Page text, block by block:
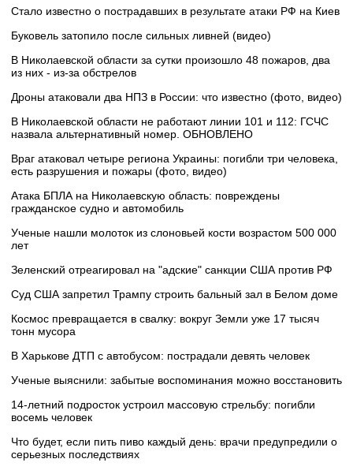
Стало известно о пострадавших в результате атаки РФ на Киев
Буковель затопило после сильных ливней (видео)
В Николаевской области за сутки произошло 48 пожаров, два
из них - из-за обстрелов
Дроны атаковали два НПЗ в России: что известно (фото, видео)
В Николаевской области не работают линии 101 и 112: ГСЧС
назвала альтернативный номер. ОБНОВЛЕНО
Враг атаковал четыре региона Украины: погибли три человека,
есть разрушения и пожары (фото, видео)
Атака БПЛА на Николаевскую область: повреждены
гражданское судно и автомобиль
Ученые нашли молоток из слоновьей кости возрастом 500 000
лет
Зеленский отреагировал на "адские" санкции США против РФ
Суд США запретил Трампу строить бальный зал в Белом доме
Космос превращается в свалку: вокруг Земли уже 17 тысяч
тонн мусора
В Харькове ДТП с автобусом: пострадали девять человек
Ученые выяснили: забытые воспоминания можно восстановить
14-летний подросток устроил массовую стрельбу: погибли
восемь человек
Что будет, если пить пиво каждый день: врачи предупредили о
серьезных последствиях